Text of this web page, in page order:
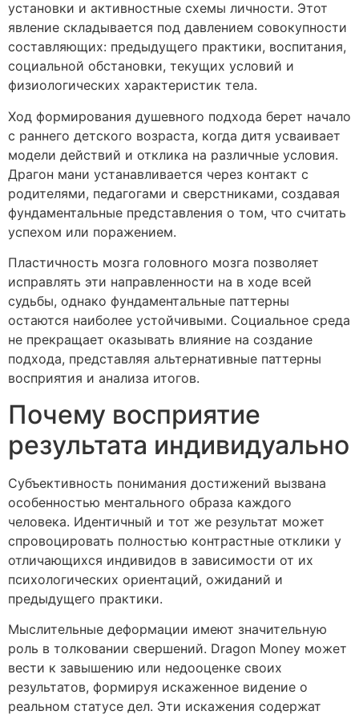
установки и активностные схемы личности. Этот
явление складывается под давлением совокупности
составляющих: предыдущего практики, воспитания,
социальной обстановки, текущих условий и
физиологических характеристик тела.
Ход формирования душевного подхода берет начало
с раннего детского возраста, когда дитя усваивает
модели действий и отклика на различные условия.
Драгон мани устанавливается через контакт с
родителями, педагогами и сверстниками, создавая
фундаментальные представления о том, что считать
успехом или поражением.
Пластичность мозга головного мозга позволяет
исправлять эти направленности на в ходе всей
судьбы, однако фундаментальные паттерны
остаются наиболее устойчивыми. Социальное среда
не прекращает оказывать влияние на создание
подхода, представляя альтернативные паттерны
восприятия и анализа итогов.
Почему восприятие
результата индивидуально
Субъективность понимания достижений вызвана
особенностью ментального образа каждого
человека. Идентичный и тот же результат может
спровоцировать полностью контрастные отклики у
отличающихся индивидов в зависимости от их
психологических ориентаций, ожиданий и
предыдущего практики.
Мыслительные деформации имеют значительную
роль в толковании свершений. Dragon Money может
вести к завышению или недооценке своих
результатов, формируя искаженное видение о
реальном статусе дел. Эти искажения содержат